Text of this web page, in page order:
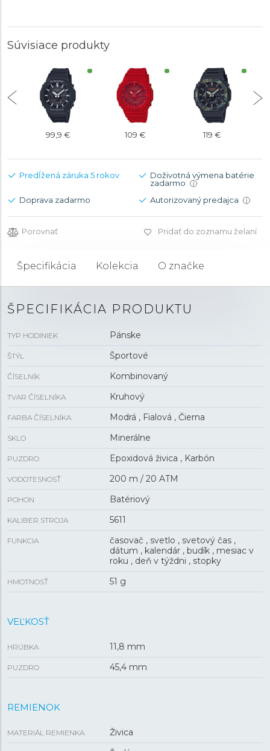
Súvisiace produkty
99,9 € 109 € 119 €
Predĺžená záruka 5 rokov
Doživotná výmena batérie
zadarmo
i
Doprava zadarmo Autorizovaný predajca i
Porovnať Pridať do zoznamu želaní
Špecifikácia Kolekcia O značke
ŠPECIFIKÁCIA PRODUKTU
TYP HODINIEK Pánske
ŠTÝL Športové
ČÍSELNÍK Kombinovaný
TVAR ČÍSELNÍKA Kruhový
FARBA ČÍSELNÍKA Modrá , Fialová , Čierna
SKLO Minerálne
PUZDRO Epoxidová živica , Karbón
VODOTESNOSŤ 200 m / 20 ATM
POHON Batériový
KALIBER STROJA 5611
FUNKCIA
časovač , svetlo , svetový čas ,
dátum , kalendár , budík , mesiac v
roku , deň v týždni , stopky
HMOTNOSŤ 51 g
VEĽKOSŤ
HRÚBKA 11,8 mm
PUZDRO 45,4 mm
REMIENOK
MATERIÁL REMIENKA Živica